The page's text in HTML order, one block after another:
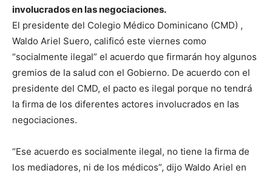
involucrados en las negociaciones.
El presidente del Colegio Médico Dominicano (CMD) ,
Waldo Ariel Suero, calificó este viernes como
“socialmente ilegal” el acuerdo que firmarán hoy algunos
gremios de la salud con el Gobierno. De acuerdo con el
presidente del CMD, el pacto es ilegal porque no tendrá
la firma de los diferentes actores involucrados en las
negociaciones.
“Ese acuerdo es socialmente ilegal, no tiene la firma de
los mediadores, ni de los médicos”, dijo Waldo Ariel en